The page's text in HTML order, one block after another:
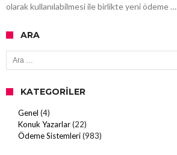
olarak kullanılabilmesi ile birlikte yeni ödeme …
ARA
Arama:
KATEGORILER
Genel (4)
Konuk Yazarlar(22)
Ödeme Sistemleri(983)